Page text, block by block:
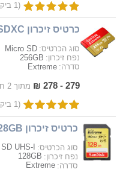
(1 ביקורות גולשים)
כרטיס זיכרון SanDisk Extreme Micro SDXC...
סוג הכרטיס: Micro SD
נפח זיכרון: 256GB
סדרה: Extreme
279 - 278 ₪
מתוך 2 חנויות
(1 ביקורות גולשים)
כרטיס זיכרון SanDisk Extreme SDXC 128GB...
סוג הכרטיס: SD UHS-I
נפח זיכרון: 128GB
סדרה: Extreme